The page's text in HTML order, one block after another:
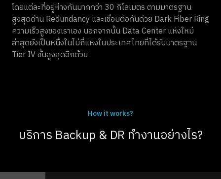
โดยแต่ละที่อยู่ห่างกันมากกว่า 30 กิโลเมตร ตามมาตรฐาน
สูงสุดด้าน Redundancy และเชื่อมต่อกันด้วย Dark Fiber Ring
ความเร็วสูงของเราเอง นอกจากนั้น Data Center แห่งใหม่
ล่าสุดยังเป็นหนึ่งในไม่กี่แห่งในประเทศไทยที่ได้รับมาตรฐาน
Tier IV ขั้นสูงสุดอีกด้วย
How it works?
บริการ Backup & DR ทำงานอย่างไร?